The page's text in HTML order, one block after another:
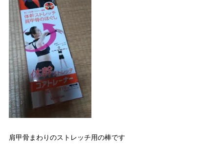
肩甲骨まわりのストレッチ用の棒です